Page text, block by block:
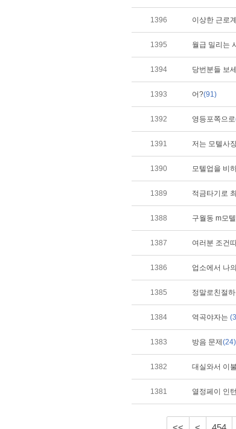
1396 이상한 근로
1395 월급 밀리는
1394 당번분들 보
1393 어?(91)
1392 영등포쪽으로
1391 저는 모텔사
1390 모텔업을 비
1389 적금타기로
1388 구월동 m모
1387 여러분 조건
1386 업소에서 나
1385 정말로친절
1384 역곡야자는
1383 방음 문제 (24)
1382 대실와서 이
1381 열정페이 인